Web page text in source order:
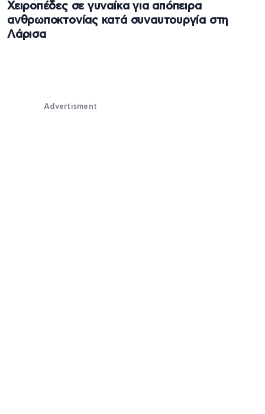
Χειροπέδες σε γυναίκα για απόπειρα
ανθρωποκτονίας κατά συναυτουργία στη
Λάρισα
Advertisment